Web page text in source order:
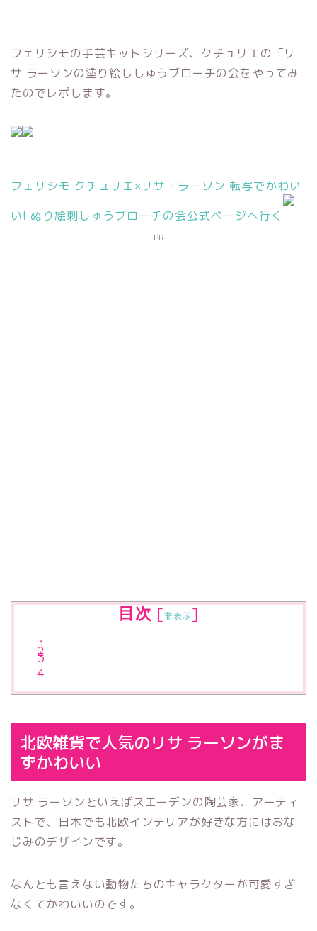
フェリシモの手芸キットシリーズ、クチュリエの「リ
サ ラーソンの塗り絵ししゅうブローチの会をやってみ
たのでレポします。
フェリシモ クチュリエ×リサ・ラーソン 転写でかわい
い! ぬり絵刺しゅうブローチの会公式ページへ行く
PR
目次 [非表示]
北欧雑貨で人気のリサ ラーソンがま
ずかわいい
リサ ラーソンといえばスエーデンの陶芸家、アーティ
ストで、日本でも北欧インテリアが好きな方にはおな
じみのデザインです。
なんとも言えない動物たちのキャラクターが可愛すぎ
なくてかわいいのです。